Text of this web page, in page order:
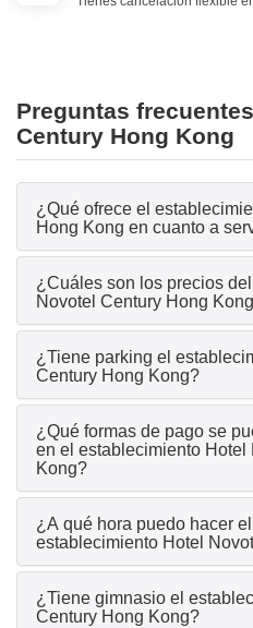
Preguntas
Century Hong Kong
¿Qué ofrece el
Hong Kong en cuanto a
¿Cuáles son los precios
Novotel Century Hong
¿Tiene parking el
Century Hong Kong?
¿Qué formas de pago se
en el establecimiento Hotel
Kong?
¿A qué hora puedo hacer
establecimiento Hotel
¿Tiene gimnasio el
Century Hong Kong?